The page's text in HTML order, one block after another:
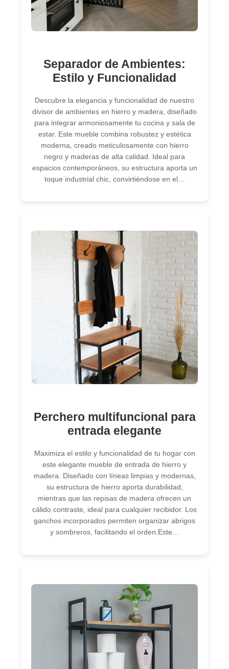
Separador de Ambientes:
Estilo y Funcionalidad
Descubre la elegancia y funcionalidad de nuestro
divisor de ambientes en hierro y madera, diseñado
para integrar armoniosamente tu cocina y sala de
estar. Este mueble combina robustez y estética
moderna, creado meticulosamente con hierro
negro y maderas de alta calidad. Ideal para
espacios contemporáneos, su estructura aporta un
toque industrial chic, convirtiéndose en el…
Perchero multifuncional para
entrada elegante
Maximiza el estilo y funcionalidad de tu hogar con
este elegante mueble de entrada de hierro y
madera. Diseñado con líneas limpias y modernas,
su estructura de hierro aporta durabilidad,
mientras que las repisas de madera ofrecen un
cálido contraste, ideal para cualquier recibidor. Los
ganchos incorporados permiten organizar abrigos
y sombreros, facilitando el orden.Este…